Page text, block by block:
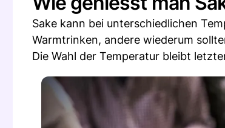
Sake kann bei unterschiedlichen
Warmtrinken, andere wiederum
Die Wahl der Temperatur bleibt